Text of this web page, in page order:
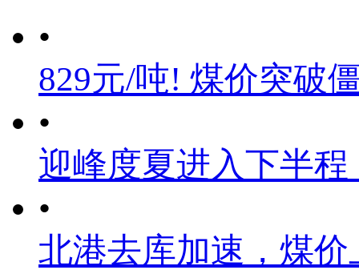
•
829元/吨! 煤价突破
•
迎峰度夏进入下半
•
北港去库加速，煤